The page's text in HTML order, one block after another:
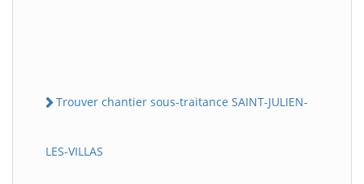
Trouver chantier sous-traitance SAINT-JULIEN-
LES-VILLAS